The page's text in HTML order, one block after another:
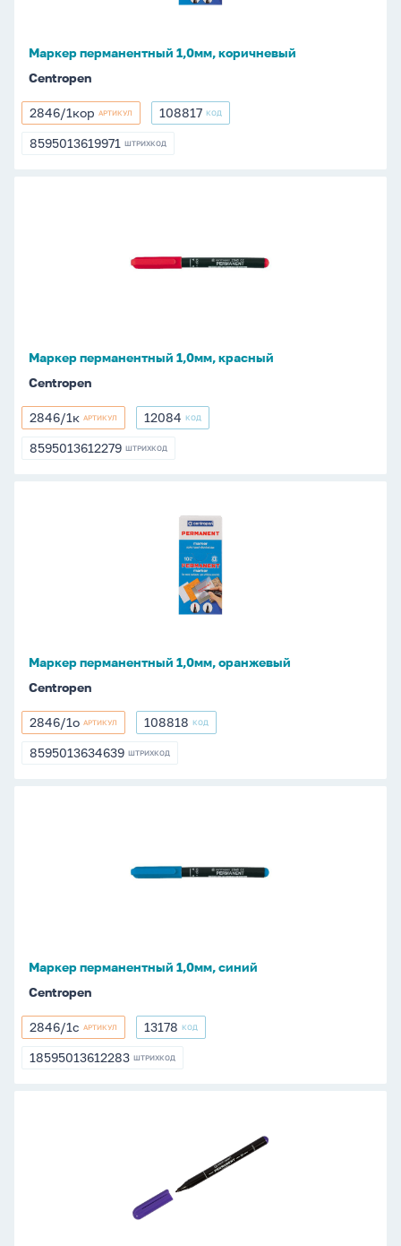
Маркер перманентный 1,0мм, коричневый
Centropen
2846/1кор
2846/1кор АРТИКУЛ 108817
108817 КОД
8595013619971
8595013619971 ШТРИХКОД
Маркер перманентный 1,0мм, красный
Centropen
2846/1к
2846/1к АРТИКУЛ 12084
12084 КОД
8595013612279
8595013612279 ШТРИХКОД
Маркер перманентный 1,0мм, оранжевый
Centropen
2846/1о
2846/1о АРТИКУЛ 108818
108818 КОД
8595013634639
8595013634639 ШТРИХКОД
Маркер перманентный 1,0мм, синий
Centropen
2846/1с
2846/1с АРТИКУЛ 13178
13178 КОД
18595013612283
18595013612283 ШТРИХКОД